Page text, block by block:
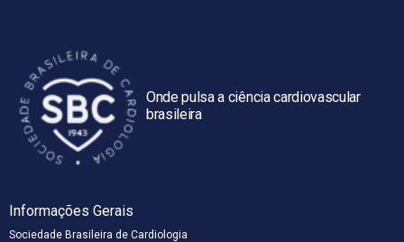
Onde pulsa a ciência cardiovascular
brasileira
Informações Gerais
Sociedade Brasileira de Cardiologia